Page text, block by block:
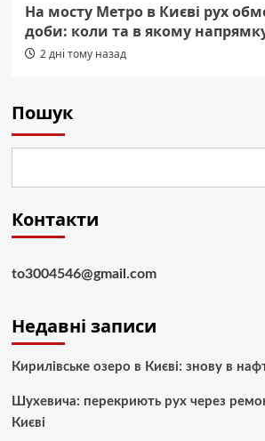
На мосту Метро в Києві рух
доби: коли та в якому
2 дні тому назад
Пошук
Контакти
to3004546@gmail.com
Недавні записи
Кирилівське озеро в Києві: знову в
Шухевича: перекриють рух через
Києві